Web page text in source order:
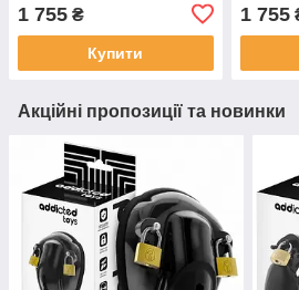
для пеніса, Прозорий
1 755 ₴
Купити
для
1 755
Акційні пропозиції та новинки